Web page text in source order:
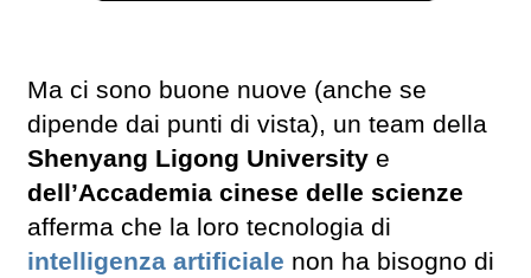
Ma ci sono buone nuove (anche se
dipende dai punti di vista), un team della
Shenyang Ligong University e
dell’Accademia cinese delle scienze
afferma che la loro tecnologia di
intelligenza artificiale non ha bisogno di